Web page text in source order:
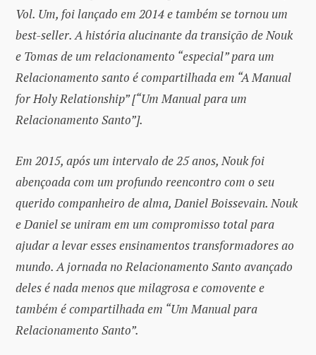
Vol. Um, foi lançado em 2014 e também se tornou um
best-seller. A história alucinante da transição de Nouk
e Tomas de um relacionamento “especial” para um
Relacionamento santo é compartilhada em “A Manual
for Holy Relationship” [“Um Manual para um
Relacionamento Santo”].
Em 2015, após um intervalo de 25 anos, Nouk foi
abençoada com um profundo reencontro com o seu
querido companheiro de alma, Daniel Boissevain. Nouk
e Daniel se uniram em um compromisso total para
ajudar a levar esses ensinamentos transformadores ao
mundo. A jornada no Relacionamento Santo avançado
deles é nada menos que milagrosa e comovente e
também é compartilhada em “Um Manual para
Relacionamento Santo”.